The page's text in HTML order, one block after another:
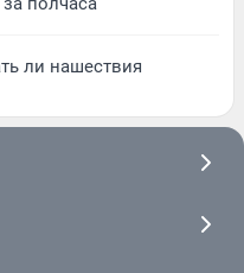
ли нашествия